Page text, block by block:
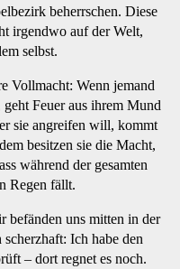
beherrschen. Diese
irgendwo auf der Welt,
selbst.
Vollmacht: Wenn jemand
Feuer aus ihrem Mund
sie angreifen will, kommt
besitzen sie die Macht,
während der gesamten
Regen fällt.
befänden uns mitten in der
Ich habe den
– dort regnet es noch.